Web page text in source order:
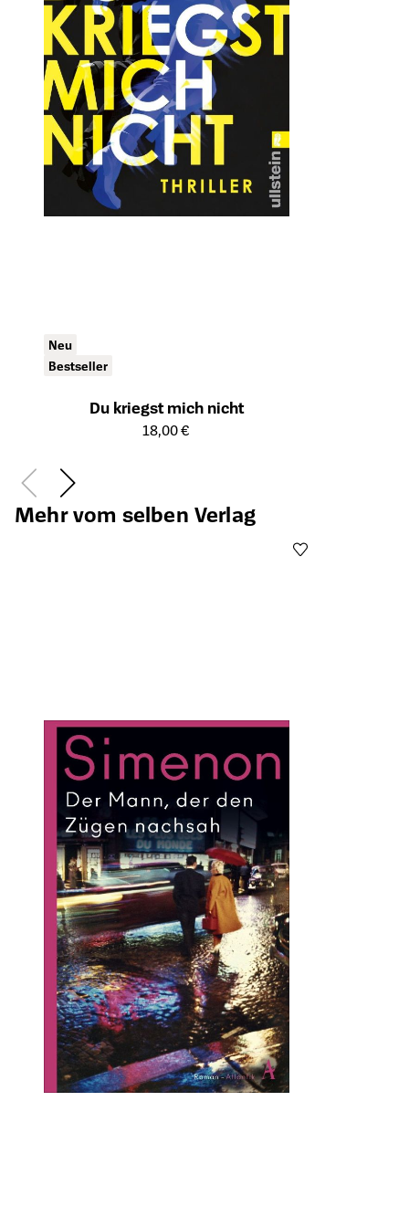
Neu
Bestseller
Du kriegst mich nicht
Öffnet die Detailseite des Produkts
18,00 €
Mehr vom selben Verlag